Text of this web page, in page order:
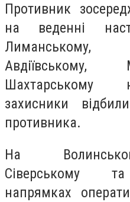
Противник
на веденні
Авдіївському,
Шахтарському
захисники
противника.
На
Сіверському
напрямках